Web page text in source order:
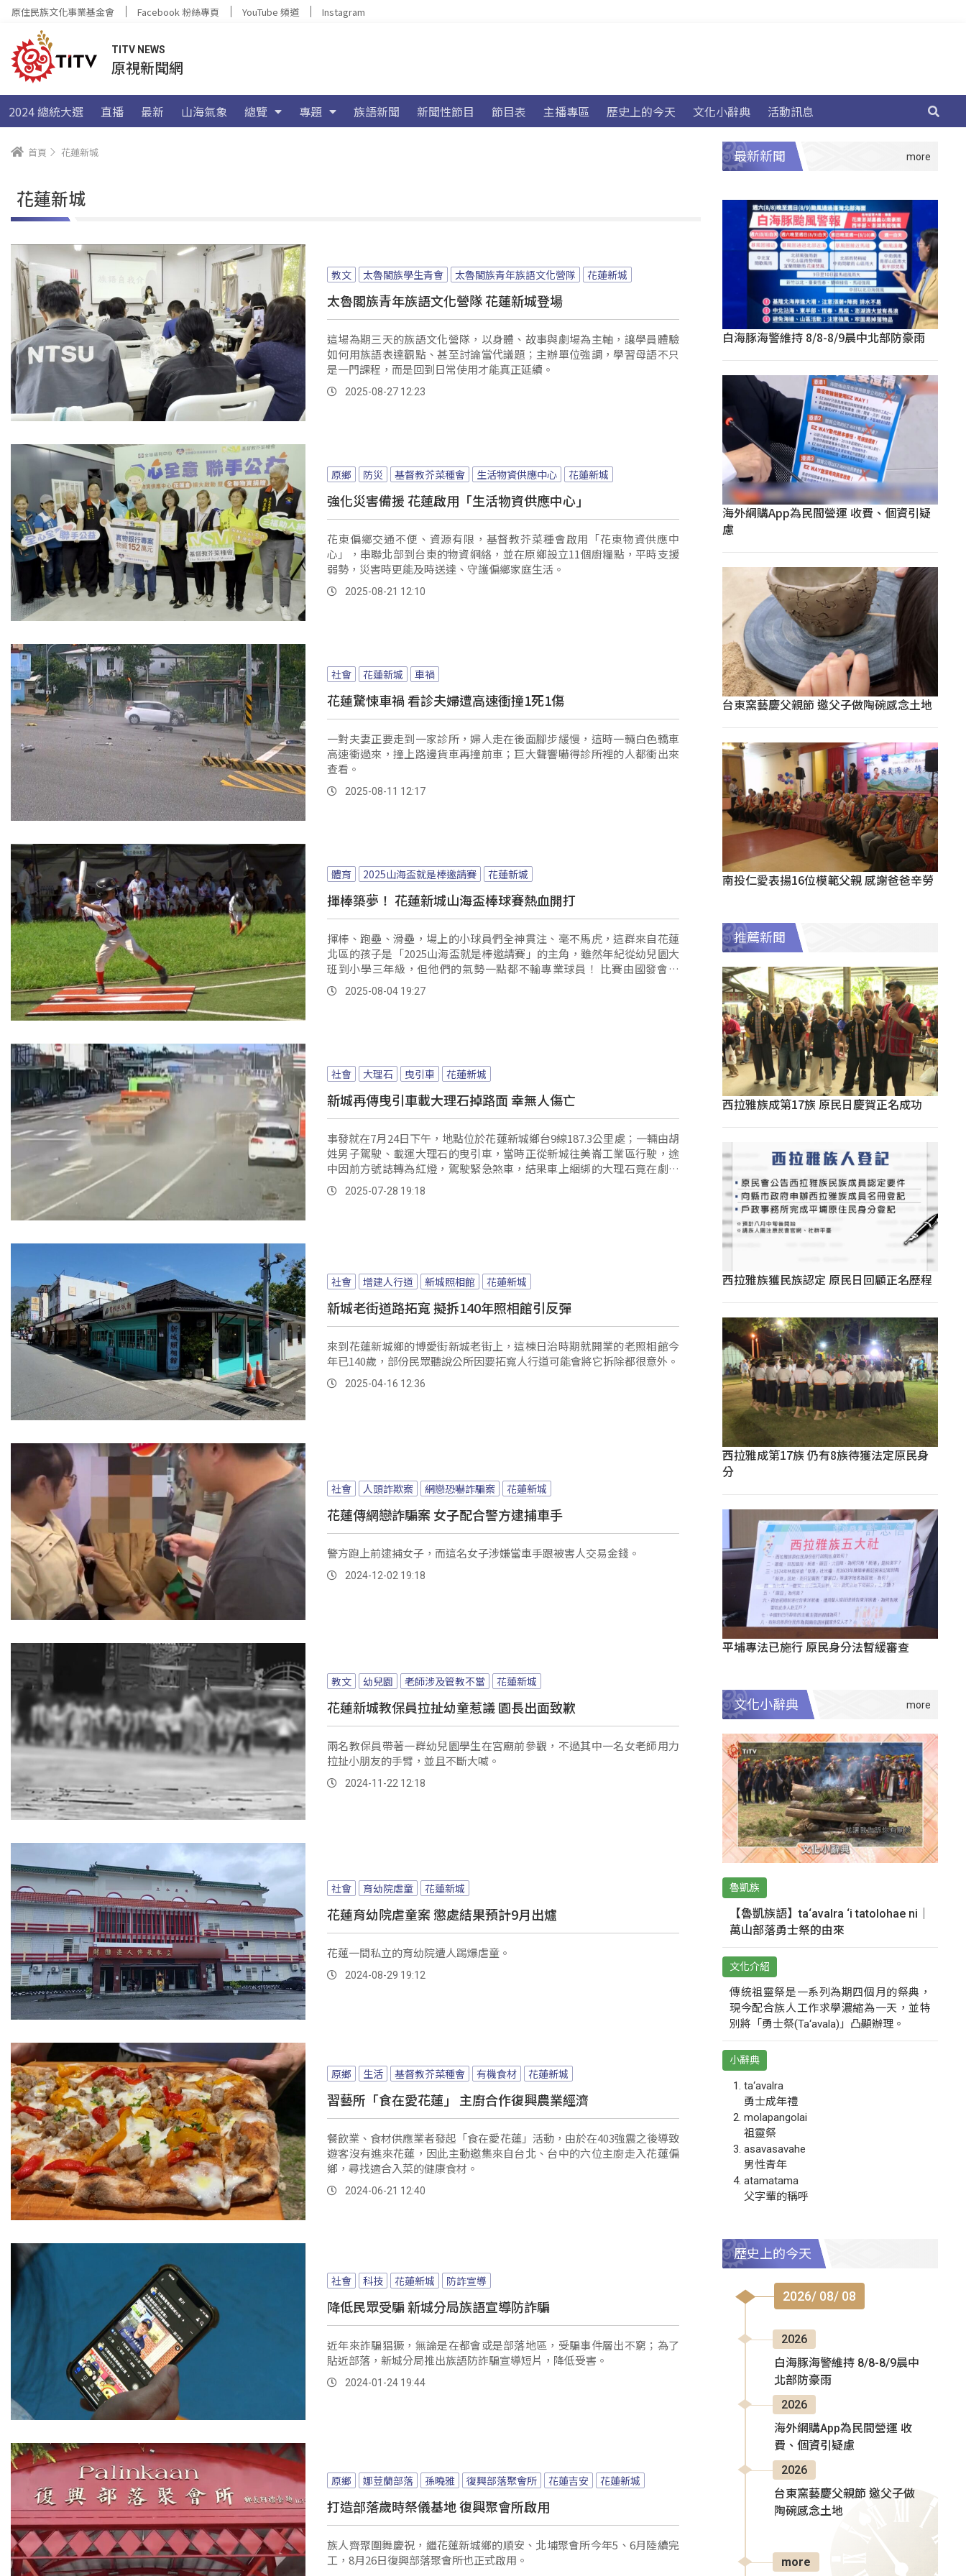
原住民族文化事業基金會 Facebook 粉絲專頁 YouTube 頻道 Instagram
TITV NEWS
原視新聞網
2024 總統大選 直播 最新 山海氣象 總覽 專題 族語新聞 新聞性節目 節目表 主播專區 歷史上的今天 文化小辭典 活動訊息
首頁 花蓮新城
花蓮新城
教文 太魯閣族學生青會 太魯閣族青年族語文化營隊 花蓮新城
太魯閣族青年族語文化營隊 花蓮新城登場
這場為期三天的族語文化營隊，以身體、故事與劇場為主軸，讓學員體驗
如何用族語表達觀點、甚至討論當代議題；主辦單位強調，學習母語不只
是一門課程，而是回到日常使用才能真正延續。
2025-08-27 12:23
原鄉 防災 基督教芥菜種會 生活物資供應中心 花蓮新城
強化災害備援 花蓮啟用「生活物資供應中心」
花東偏鄉交通不便、資源有限，基督教芥菜種會啟用「花東物資供應中
心」，串聯北部到台東的物資網絡，並在原鄉設立11個廚糧點，平時支援
弱勢，災害時更能及時送達、守護偏鄉家庭生活。
2025-08-21 12:10
社會 花蓮新城 車禍
花蓮驚悚車禍 看診夫婦遭高速衝撞1死1傷
一對夫妻正要走到一家診所，婦人走在後面腳步緩慢，這時一輛白色轎車
高速衝過來，撞上路邊貨車再撞前車；巨大聲響嚇得診所裡的人都衝出來
查看。
2025-08-11 12:17
體育 2025山海盃就是棒邀請賽 花蓮新城
揮棒築夢！ 花蓮新城山海盃棒球賽熱血開打
揮棒、跑壘、滑壘，場上的小球員們全神貫注、毫不馬虎，這群來自花蓮
北區的孩子是「2025山海盃就是棒邀請賽」的主角，雖然年紀從幼兒園大
班到小學三年級，但他們的氣勢一點都不輸專業球員！ 比賽由國發會指
導、花蓮縣體育會主辦，分為U8與U10兩組；除了球場上的對決，現場還
有親子活動、市集及街區體驗，希望讓棒球成為串聯地方與人群的新能
2025-08-04 19:27
社會 大理石 曳引車 花蓮新城
新城再傳曳引車載大理石掉路面 幸無人傷亡
事發就在7月24日下午，地點位於花蓮新城鄉台9線187.3公里處；一輛由胡
姓男子駕駛、載運大理石的曳引車，當時正從新城往美崙工業區行駛，途
中因前方號誌轉為紅燈，駕駛緊急煞車，結果車上綑綁的大理石竟在劇烈
震動下，繩索斷裂、整塊滑落車道。
2025-07-28 19:18
社會 增建人行道 新城照相館 花蓮新城
新城老街道路拓寬 擬拆140年照相館引反彈
來到花蓮新城鄉的博愛街新城老街上，這棟日治時期就開業的老照相館今
年已140歲，部份民眾聽說公所因要拓寬人行道可能會將它拆除都很意外。
2025-04-16 12:36
社會 人頭詐欺案 網戀恐嚇詐騙案 花蓮新城
花蓮傳網戀詐騙案 女子配合警方逮捕車手
警方跑上前逮捕女子，而這名女子涉嫌當車手跟被害人交易金錢。
2024-12-02 19:18
教文 幼兒園 老師涉及管教不當 花蓮新城
花蓮新城教保員拉扯幼童惹議 園長出面致歉
兩名教保員帶著一群幼兒園學生在宮廟前參觀，不過其中一名女老師用力
拉扯小朋友的手臂，並且不斷大喊。
2024-11-22 12:18
社會 育幼院虐童 花蓮新城
花蓮育幼院虐童案 懲處結果預計9月出爐
花蓮一間私立的育幼院遭人踢爆虐童。
2024-08-29 19:12
原鄉 生活 基督教芥菜種會 有機食材 花蓮新城
習藝所「食在愛花蓮」 主廚合作復興農業經濟
餐飲業、食材供應業者發起「食在愛花蓮」活動，由於在403強震之後導致
遊客沒有進來花蓮，因此主動邀集來自台北、台中的六位主廚走入花蓮偏
鄉，尋找適合入菜的健康食材。
2024-06-21 12:40
社會 科技 花蓮新城 防詐宣導
降低民眾受騙 新城分局族語宣導防詐騙
近年來詐騙猖獗，無論是在都會或是部落地區，受騙事件層出不窮；為了
貼近部落，新城分局推出族語防詐騙宣導短片，降低受害。
2024-01-24 19:44
原鄉 娜荳蘭部落 孫曉雅 復興部落聚會所 花蓮吉安 花蓮新城
打造部落歲時祭儀基地 復興聚會所啟用
族人齊聚圍舞慶祝，繼花蓮新城鄉的順安、北埔聚會所今年5、6月陸續完
工，8月26日復興部落聚會所也正式啟用。
最新新聞
白海豚海警維持 8/8-8/9晨中北部防豪雨
海外網購App為民間營運 收費、個資引疑
慮
台東窯藝慶父親節 邀父子做陶碗感念土地
南投仁愛表揚16位模範父親 感謝爸爸辛勞
推薦新聞
西拉雅族成第17族 原民日慶賀正名成功
西拉雅族獲民族認定 原民日回顧正名歷程
西拉雅成第17族 仍有8族待獲法定原民身
分
平埔專法已施行 原民身分法暫緩審查
文化小辭典
魯凱族
【魯凱族語】ta‘avalra ‘i tatolohae ni｜
萬山部落勇士祭的由來
文化介紹
傳統祖靈祭是一系列為期四個月的祭典，
現今配合族人工作求學濃縮為一天，並特
別將「勇士祭(Ta‘avala)」凸顯辦理。
小辭典
ta‘avalra
勇士成年禮
molapangolai
祖靈祭
asavasavahe
男性青年
atamatama
父字輩的稱呼
歷史上的今天
2026/ 08/ 08
2026
白海豚海警維持 8/8-8/9晨中
北部防豪雨
2026
海外網購App為民間營運 收
費、個資引疑慮
2026
台東窯藝慶父親節 邀父子做
陶碗感念土地
more